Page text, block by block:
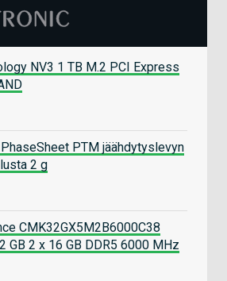
NV3 1 TB M.2 PCI Express
PTM jäähdytyslevyn
2 g
CMK32GX5M2B6000C38
GB 2 x 16 GB DDR5 6000 MHz